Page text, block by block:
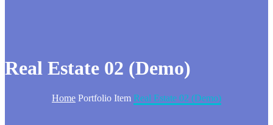
Real Estate 02 (Demo)
Home Portfolio Item Real Estate 02 (Demo)